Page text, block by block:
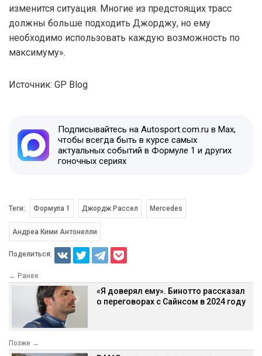
изменится ситуация. Многие из предстоящих трасс
должны больше подходить Джорджу, но ему
необходимо использовать каждую возможность по
максимуму».
Источник: GP Blog
Подписывайтесь на Autosport.com.ru в Max,
чтобы всегда быть в курсе самых
актуальных событий в Формуле 1 и других
гоночных сериях
Теги: Формула 1 Джордж Рассел Mercedes
Андреа Кими Антонелли
Поделиться:
← Ранее
«Я доверял ему». Бинотто рассказал
о переговорах с Сайнсом в 2024 году
Позже →